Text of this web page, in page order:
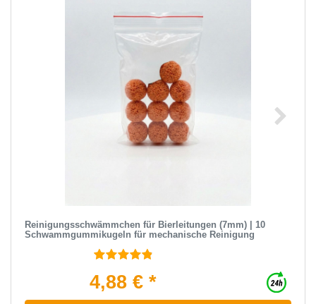
Reinigungsschwämmchen für Bierleitungen (7mm) | 10
Schwammgummikugeln für mechanische Reinigung
4,88 € *